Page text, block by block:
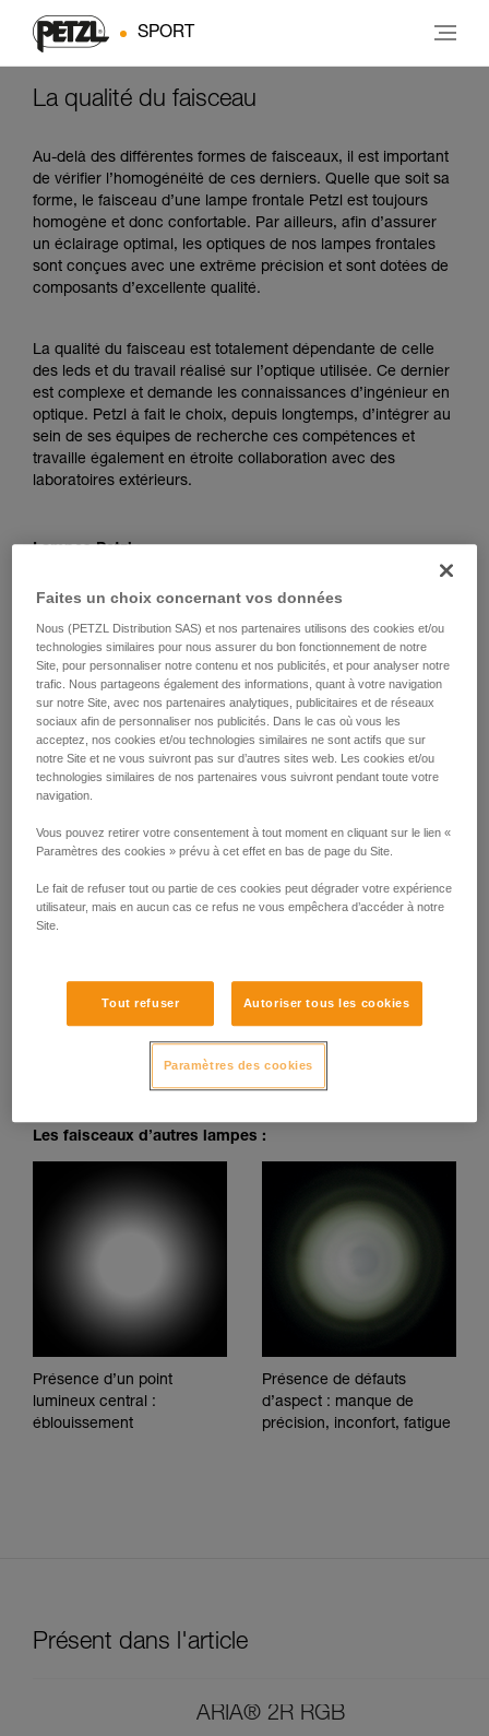
SPORT
La qualité du faisceau
Au-delà des différentes formes de faisceaux, il est important
de vérifier l’homogénéité de ces derniers. Quelle que soit sa
forme, le faisceau d’une lampe frontale Petzl est toujours
homogène et donc confortable. Par ailleurs, afin d’assurer
un éclairage optimal, les optiques de nos lampes frontales
sont conçues avec une extrême précision et sont dotées de
composants d’excellente qualité.
La qualité du faisceau est totalement dépendante de celle
des leds et du travail réalisé sur l’optique utilisée. Ce dernier
est complexe et demande les connaissances d’ingénieur en
optique. Petzl à fait le choix, depuis longtemps, d’intégrer au
sein de ses équipes de recherche ces compétences et
travaille également en étroite collaboration avec des
laboratoires extérieurs.
Lampes Petzl :
irrégularités ou de points d'éblouissement, qui fatiguent la
vue et gênent le confort visuel.
Les faisceaux d’autres lampes :
Présence d’un point
lumineux central :
éblouissement
Présence de défauts
d’aspect : manque de
précision, inconfort, fatigue
Présent dans l'article
ARIA® 2R RGB
Faites un choix concernant vos données
Nous (PETZL Distribution SAS) et nos partenaires utilisons des cookies et/ou
technologies similaires pour nous assurer du bon fonctionnement de notre
Site, pour personnaliser notre contenu et nos publicités, et pour analyser notre
trafic. Nous partageons également des informations, quant à votre navigation
sur notre Site, avec nos partenaires analytiques, publicitaires et de réseaux
sociaux afin de personnaliser nos publicités. Dans le cas où vous les
acceptez, nos cookies et/ou technologies similaires ne sont actifs que sur
notre Site et ne vous suivront pas sur d’autres sites web. Les cookies et/ou
technologies similaires de nos partenaires vous suivront pendant toute votre
navigation.
Vous pouvez retirer votre consentement à tout moment en cliquant sur le lien «
Paramètres des cookies » prévu à cet effet en bas de page du Site.
Le fait de refuser tout ou partie de ces cookies peut dégrader votre expérience
utilisateur, mais en aucun cas ce refus ne vous empêchera d’accéder à notre
Site.
Tout refuser Autoriser tous les cookies
Paramètres des cookies